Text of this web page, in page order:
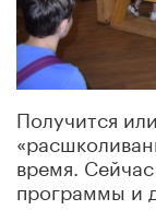
Получится
время.
программы и